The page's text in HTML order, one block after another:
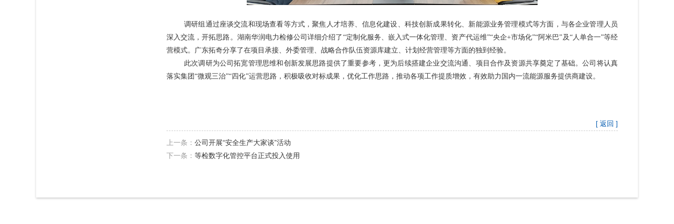
调研组通过座谈交流和现场查看等方式，聚焦人才培养、信息化建设、科技创新成果转化、新能源业务管理模式等方面， 与各企业管理人员
深入交流，开拓思路。 湖南华润电力检修公司详细介绍了“定制化服务、嵌入式一体化管理、资产代运维”“央企+市场化”“阿米巴”及“人单合一”等经
营模式。广东拓奇分享了在项目承接、外委管理、战略合作队伍资源库建立、 计划经营管理等方面的独到经验。
此次调研为公司拓宽管理思维和创新发展思路提供了重要参考，更为后续搭建企业交流沟通、项目合作及资源共享奠定了基础。公司将认真
落实集团“微观三治”“四化”运营思路，积极吸收对标成果，优化工作思路，推动各项工作提质增效，有效助力国内一流能源服务提供商建设。
[ 返回 ]
上一条： 公司开展“安全生产大家谈”活动
下一条： 等检数字化管控平台正式投入使用